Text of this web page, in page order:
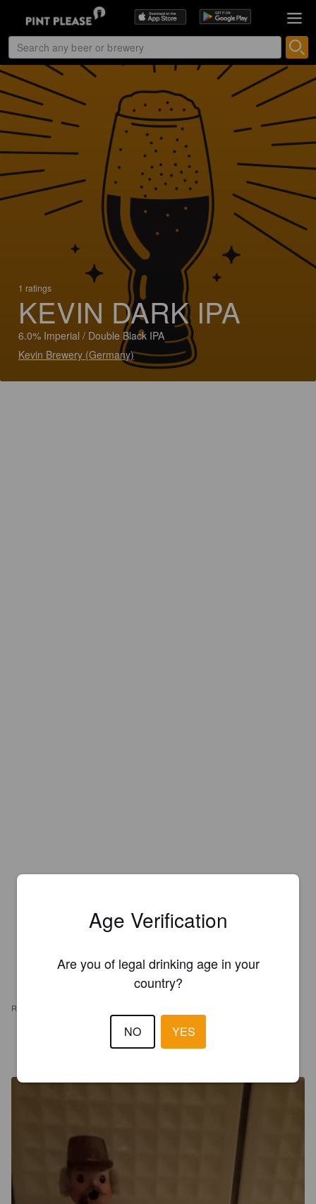
1 ratings
KEVIN DARK IPA
6.0% Imperial / Double Black IPA
Kevin Brewery (Germany)
REVIEWS
Age Verification
Are you of legal drinking age in your
country?
NO YES